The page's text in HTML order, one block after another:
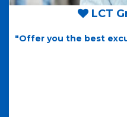
LCT
"Offer you the best